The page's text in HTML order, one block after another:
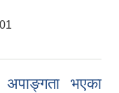
अपाङ्गता भएका